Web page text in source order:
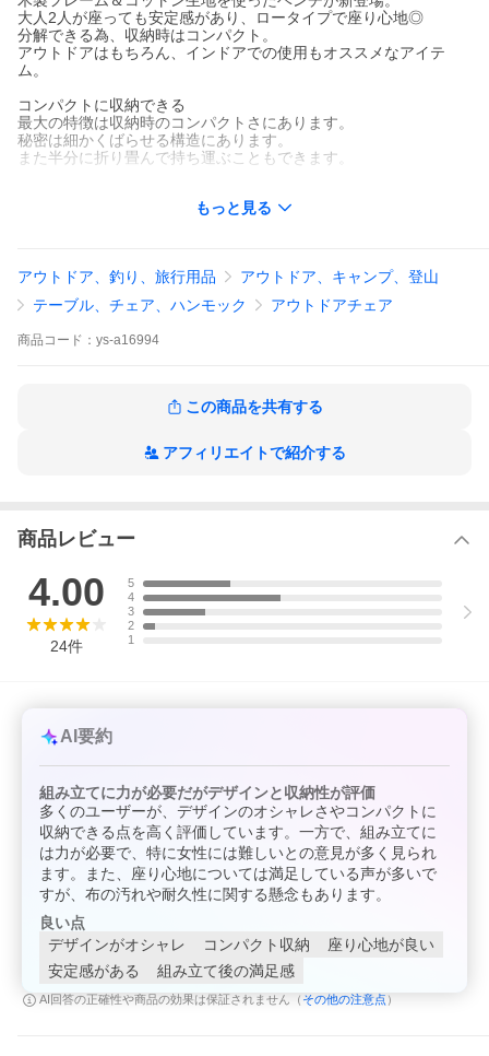
大人2人が座っても安定感があり、ロータイプで座り心地◎
分解できる為、収納時はコンパクト。
アウトドアはもちろん、インドアでの使用もオススメなアイテ
ム。
コンパクトに収納できる
最大の特徴は収納時のコンパクトさにあります。
秘密は細かくばらせる構造にあります。
また半分に折り畳んで持ち運ぶこともできます。
地面に近く、ゆったり座ることができるベンチです。
日常のインテリアとしてもGOOD◎
キャンプで使用する以外にも室内やテラスでの使用にもオススメ
です。
ウッドフレームとコットンの座面はどんな部屋にもマッチしま
す。
ブランド: フィールドア（FIELDOOR）
[店舗管理用] ys-a16994 ブラック=a16994 カーキ=a16995 爆買
もっと見る
アウトドア、釣り、旅行用品
アウトドア、キャンプ、登山
テーブル、チェア、ハンモック
アウトドアチェア
商品 コード： ys-a16994
この商品を共有する
アフィリエイトで紹介する
商品レビュー
4.00
24件
5
4
3
2
1
AI要約
組み立てに力が必要だがデザインと収納性が評価
多くのユーザーが、デザインのオシャレさやコンパクトに
収納できる点を高く評価しています。一方で、組み立てに
は力が必要で、特に女性には難しいとの意見が多く見られ
ます。また、座り心地については満足している声が多いで
すが、布の汚れや耐久性に関する懸念もあります。
良い点
デザインがオシャレ
コンパクト収納
座り心地が良い
安定感がある
組み立て後の満足感
AI回答の正確性や商品の効果は保証されません（ その他の注意点 ）